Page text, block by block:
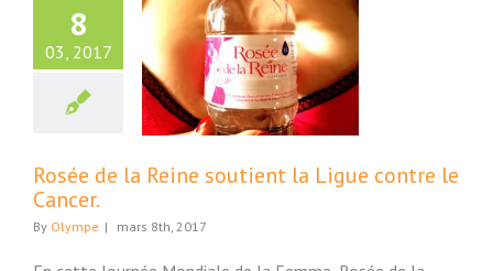
8
03, 2017
de la Reine
la Ligue
le Cancer.
Rosée de la Reine soutient la Ligue contre le
Cancer.
By Olympe | mars 8th, 2017